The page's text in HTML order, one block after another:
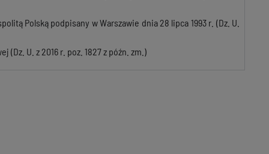
Polską podpisany w Warszawie dnia 28 lipca 1993 r. (Dz. U.
(Dz. U. z 2016 r. poz. 1827 z późn. zm.)